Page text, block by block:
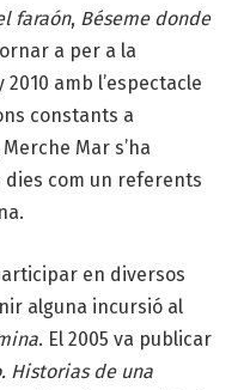
faraón, Béseme donde
a per a la
2010 amb l’espectacle
constants a
Mar s’ha
com un referents
en diversos
alguna incursió al
. El 2005 va publicar
Historias de una